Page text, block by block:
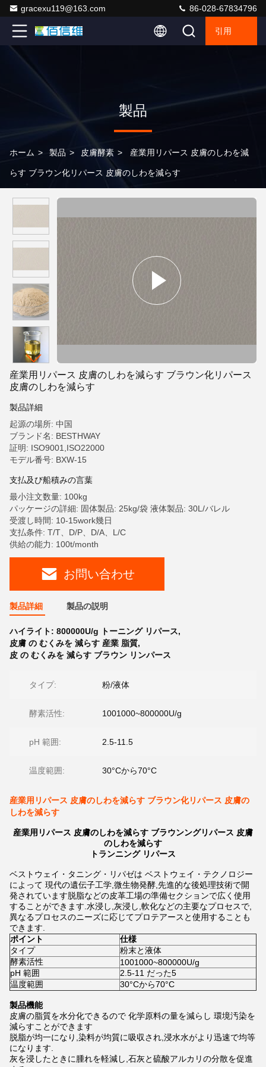
gracexu119@163.com 86-028-67834796
引用
製品
ホーム > 製品 > 皮膚酵素 > 産業用リパース 皮膚のしわを減
らす ブラウン化リパース 皮膚のしわを減らす
産業用リパース 皮膚のしわを減らす ブラウン化リパース
皮膚のしわを減らす
製品詳細
起源の場所: 中国
ブランド名: BESTHWAY
証明: ISO9001,ISO22000
モデル番号: BXW-15
支払及び船積みの言葉
最小注文数量: 100kg
パッケージの詳細: 固体製品: 25kg/袋 液体製品: 30L/バレル
受渡し時間: 10-15work幾日
支払条件: T/T、D/P、D/A、L/C
供給の能力: 100t/month
お問い合わせ
製品詳細 製品の説明
ハイライト: 800000U/g トーニング リパース,
皮膚 の むくみを 減らす 産業 脂質,
皮 の むくみを 減らす ブラウン リンパース
タイプ: 粉/液体
酵素活性: 1001000~800000U/g
pH 範囲: 2.5-11.5
温度範囲: 30°Cから70°C
産業用リパース 皮膚のしわを減らす ブラウン化リパース 皮膚の
しわを減らす
産業用リパース 皮膚のしわを減らす ブラウンングリパース 皮膚
のしわを減らす
トランニング リパース
ベストウェイ・タニング・リパゼは ベストウェイ・テクノロジー
によって 現代の遺伝子工学,微生物発酵,先進的な後処理技術で開
発されています脱脂などの皮革工場の準備セクションで広く使用
することができます.水浸し,灰浸し,軟化などの主要なプロセスで,
異なるプロセスのニーズに応じてプロテアースと使用することも
できます.
ポイント
仕様
タイプ
粉末と液体
酵素活性
1001000~800000U/g
pH 範囲
2.5-11 だった5
温度範囲
30°Cから70°C
製品機能
皮膚の脂質を水分化できるので 化学原料の量を減らし 環境汚染を
減らすことができます
脱脂が均一になり,染料が均質に吸収され,浸水水がより迅速で均等
になります.
灰を浸したときに腫れを軽減し,石灰と硫酸アルカリの分散を促進